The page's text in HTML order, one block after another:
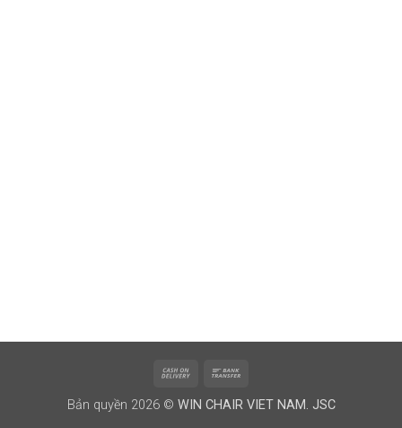
Cash
Delivery
Bản quyền 2026 © WIN CHAIR VIET NAM. JSC